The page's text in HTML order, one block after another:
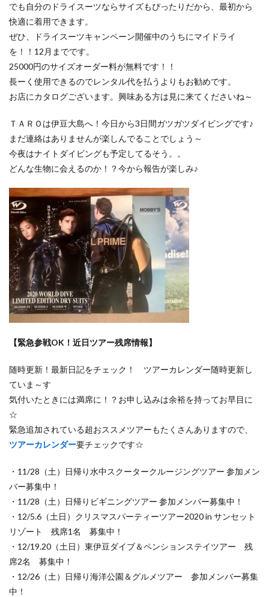
でも自分のドライスーツならサイズもぴったりだから、最初から
快適に着用できます。
ぜひ、ドライスーツキャンペーン開催中のうちにマイドライ
を！！12月までです。
25000円のサイズオーダー料が無料です！！
長ーく使用できるのでレンタル代を払うよりもお勧めです。
お店にカタログございます。興味ある方は見に来てくださいね～
ＴＡＲＯは伊豆大島へ！今日から3日間ガツガツダイビングです♪
まだ連絡はありませんが楽しんでることでしょう～
今夜はナイトダイビングも予定してるそう。。
どんな生物に会えるのか！？今から報告が楽しみ♪
【緊急参戦OK！近日ツアー残席情報】
随時更新！最新日記をチェック！ ツアーカレンダー随時更新し
ていま～す
気付いたときには満席に！？お申し込みは余裕を持ってお早目に
☆
緊急追加されている超おススメツアーもたくさんありますので、
ツアーカレンダー要チェックです☆
・11/28（土）日帰り水中スクータークルージングツアー 参加メン
バー募集中！
・11/28（土）日帰りビギニングツアー 参加メンバー募集中！
・12/5.6（土日）クリスマスパーティーツアー2020 in サンセット
リゾート 残席1名 募集中！
・12/19.20（土日）東伊豆ダイブ＆ペンションステイツアー 残
席2名 募集中！
・12/26（土）日帰り海洋公園＆グルメツアー 参加メンバー募集
中！